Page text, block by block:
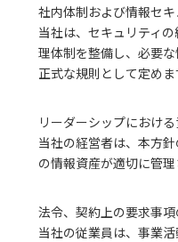
社内体制および情報セ
当社は、セキュリティ
理体制を整備し、必要
正式な規則として定めま
リーダーシップにおけ
当社の経営者は、本方
の情報資産が適切に管理
法令、契約上の要求事
当社の従業員は、事業